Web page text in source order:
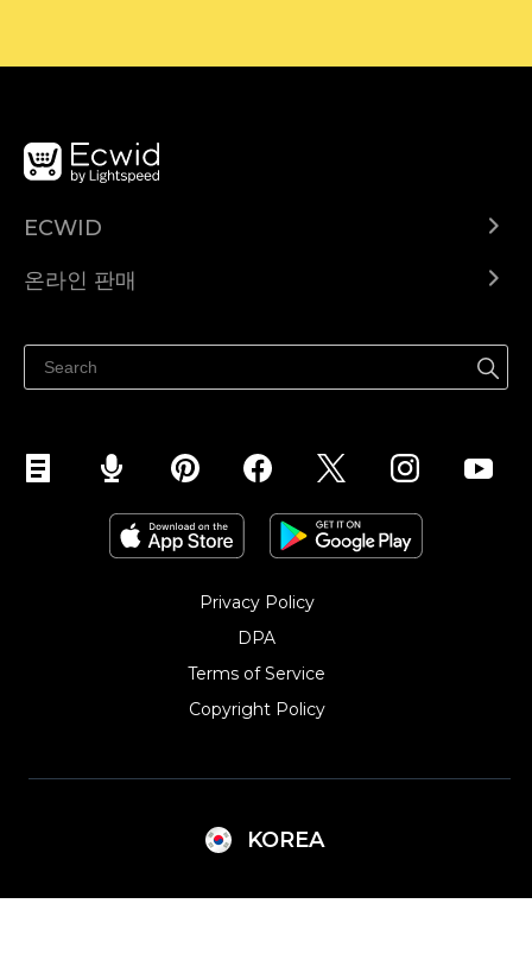
ECWID
도움말 센터
온라인 판매
페이스북에서 판매하기
인스타그램에서 판매하기
Privacy Policy
DPA
Terms of Service
Copyright Policy‎
KOREA